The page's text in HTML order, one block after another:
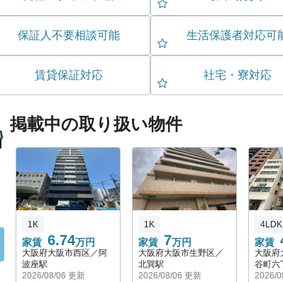
保証人不要相談可能 生活保護者対応可
賃貸保証対応 社宅・寮対応
掲載中の取り扱い物件
家賃 6.74万円
1K
大阪府大阪市西区／阿
波座駅
2026/08/06 更新
家賃 7万円
1K
大阪府大阪市生野区／
北巽駅
2026/08/06 更新
家賃
4LDK
大阪府
谷町六
2026/